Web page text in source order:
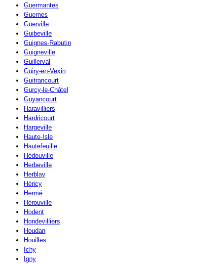
Guermantes
Guernes
Guerville
Guibeville
Guignes-Rabutin
Guigneville
Guillerval
Guiry-en-Vexin
Guitrancourt
Gurcy-le-Châtel
Guyancourt
Haravilliers
Hardricourt
Hargeville
Haute-Isle
Hautefeuille
Hédouville
Herbeville
Herblay
Héricy
Hermé
Hérouville
Hodent
Hondevilliers
Houdan
Houilles
Ichy
Igny